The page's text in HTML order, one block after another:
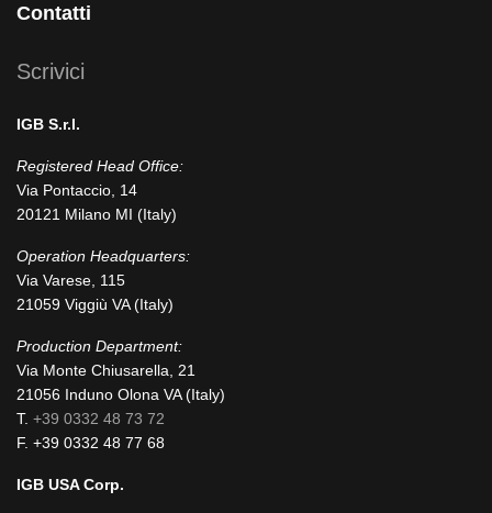
square
Contatti
Scrivici
IGB S.r.l.
Registered Head Office:
Via Pontaccio, 14
20121 Milano MI (Italy)
Operation Headquarters:
Via Varese, 115
21059 Viggiù VA (Italy)
Production Department:
Via Monte Chiusarella, 21
21056 Induno Olona VA (Italy)
T. +39 0332 48 73 72
F. +39 0332 48 77 68
IGB USA Corp.